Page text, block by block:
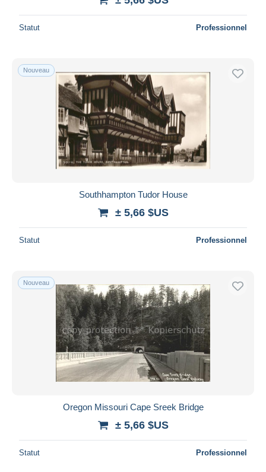
Statut Professionnel
Nouveau
Southhampton Tudor House
± 5,66 $US
Statut Professionnel
Nouveau
Oregon Missouri Cape Sreek Bridge
± 5,66 $US
Statut Professionnel